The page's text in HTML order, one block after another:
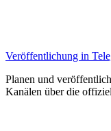
Veröffentlichung in
Planen und
Kanälen über die